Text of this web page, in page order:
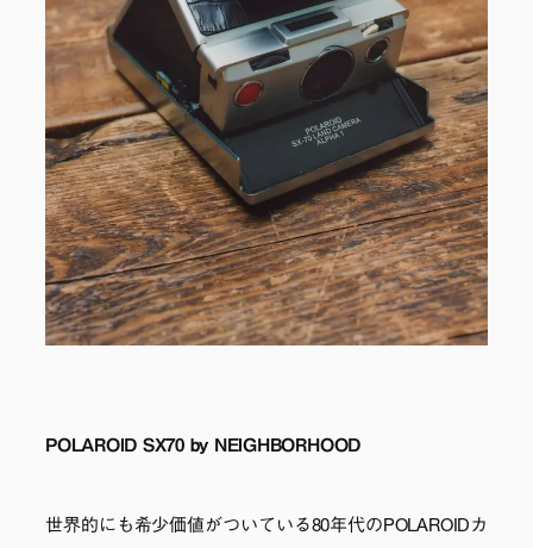
POLAROID SX70 by NEIGHBORHOOD
世界的にも希少価値がついている80年代のPOLAROIDカ